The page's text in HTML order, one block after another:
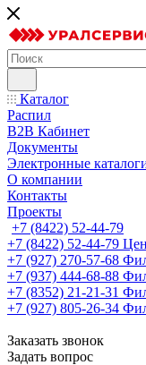
Каталог
Распил
B2B Кабинет
Документы
Электронные
О компании
Контакты
Проекты
+7 (8422) 52-44-79
+7 (8422) 52-44-79
+7 (927) 270-57-68
+7 (937) 444-68-88
+7 (8352) 21-21-31
+7 (927) 805-26-34
Заказать звонок
Задать вопрос